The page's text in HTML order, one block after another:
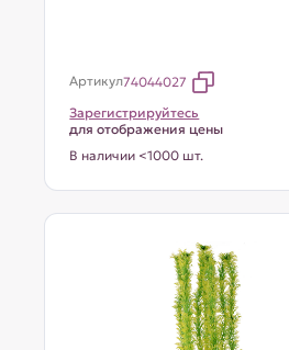
Артикул74044027
Зарегистрируйтесь
для отображения цены
В наличии <1000 шт.